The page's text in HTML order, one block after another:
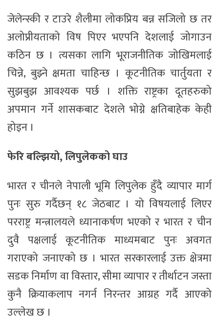
जेलेन्स्की र टाउरे शैलीमा लोकप्रिय बन्न सजिलो छ तर
अलोप्रीयताको विष पिएर भएपनि देशलाई जोगाउन
कठिन छ । त्यसका लागि भूराजनीतिक जोखिमलाई
चिन्ने, बुझ्ने क्षमता चाहिन्छ । कूटनीतिक चार्तुयता र
सुझबुझ आवश्यक पर्छ । शक्ति राष्ट्रका दूतहरुको
अपमान गर्ने शासकबाट देशले भोग्ने क्षतिबाहेक केही
होइन ।
फेरि बल्झियो, लिपुलेकको घाउ
भारत र चीनले नेपाली भूमि लिपुलेक हुँदै व्यापार मार्ग
पुनः सुरु गर्दैछन् १८ जेठबाट । यो विषयलाई लिएर
परराष्ट्र मन्त्रालयले ध्यानाकर्षण भएको र भारत र चीन
दुवै पक्षलाई कूटनीतिक माध्यमबाट पुनः अवगत
गराएको जनाएको छ । भारत सरकारलाई उक्त क्षेत्रमा
सडक निर्माण वा विस्तार, सीमा व्यापार र तीर्थाटन जस्ता
कुनै क्रियाकलाप नगर्न निरन्तर आग्रह गर्दै आएको
उल्लेख छ ।